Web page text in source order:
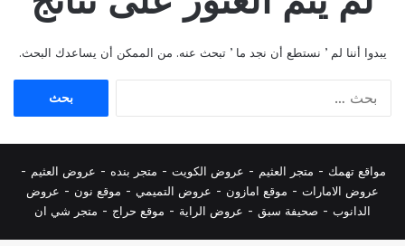
يبدوا أننا لم ’ نستطع أن نجد ما ’ تبحث عنه. من الممكن أن يساعدك البحث.
مواقع تهمك - متجر العثيم - عروض الكويت - متجر بنده - عروض العثيم -
عروض الامارات - موقع امازون - عروض التميمي - موقع نون - عروض
الدانوب - صحيفة سبق - عروض الراية - موقع حراج - متجر شي ان